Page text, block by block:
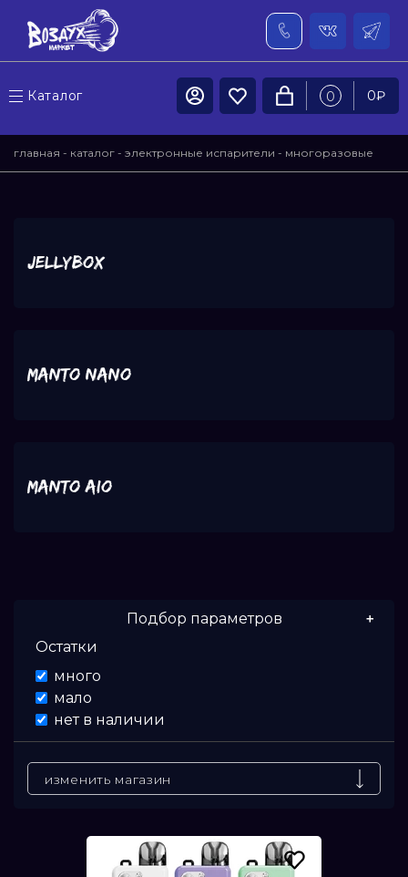
Каталог 0 0₽
главная - каталог - электронные испарители - многоразовые
JELLYBOX
MANTO NANO
MANTO AIO
Подбор параметров
Цена
От
До
Остатки
много
мало
нет в наличии
изменить магазин